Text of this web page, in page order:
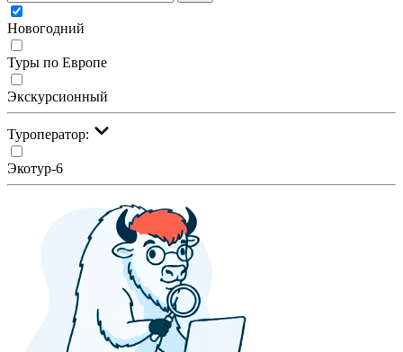
Новогодний
Туры по Европе
Экскурсионный
Туроператор:
Экотур-6